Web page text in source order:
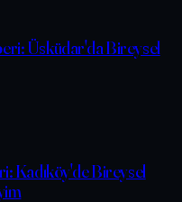
Üsküdar'da Bireysel
Kadıköy'de Bireysel